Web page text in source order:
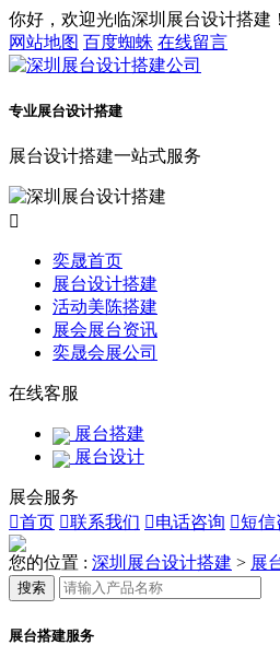
你好，欢迎光临深圳展台设计搭建！
网站地图 百度蜘蛛 在线留言
专业展台设计搭建
展台设计搭建一站式服务

奕晟首页
展台设计搭建
活动美陈搭建
展会展台资讯
奕晟会展公司
在线客服
展台搭建
展台设计
展会服务
首页 联系我们 电话咨询 短信
您的位置 : 深圳展台设计搭建 > 展
搜索
展台搭建服务